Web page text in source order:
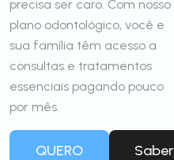
precisa ser caro. Com nosso
plano odontológico, você e
sua família têm acesso a
consultas e tratamentos
essenciais pagando pouco
por mês.
QUERO
Saber